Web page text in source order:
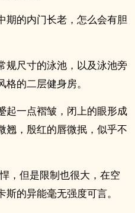
期的内门长老，怎么会有胆
规尺寸的泳池，以及泳池旁
的二层健身房。
起一点褶皱，闭上的眼形成
翘，殷红的唇微抿，似乎不
，但是限制也很大，在空
的异能毫无强度可言。